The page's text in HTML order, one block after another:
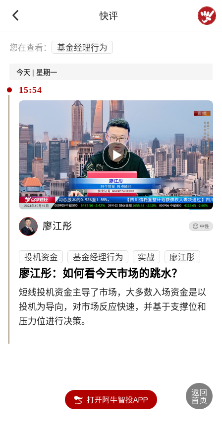
快评
下拉刷新
您在查看： 基金经理行为
今天 | 星期一
15:54
廖江彤
投机资金 基金经理行为 实战
廖江彤
廖江彤：如何看今天市场的跳水？
短线投机资金主导了市场，大多数入场资金是以
投机为导向，对市场反应快速，并基于支撑位和
压力位进行决策。